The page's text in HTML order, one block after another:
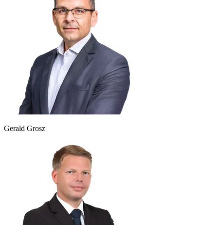
Gerald Grosz